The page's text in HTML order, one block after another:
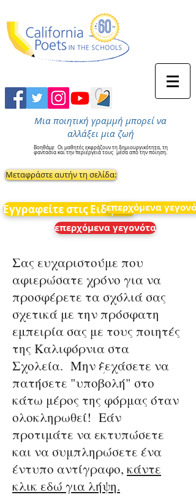
Μια ποιητική γραμμή μπορεί να
αλλάξει μια ζωή
Βοηθάμε Οι μαθητές εκφράζουν τη δημιουργικότητα, τη
φαντασία και την περιέργειά τους μέσα από την ποίηση.
Μεταφράστε αυτήν τη σελίδα:
Εγγραφείτε στις Ειδήσεις
επερχόμενα
επερχόμενα γεγονότα
Σας ευχαριστούμε που
αφιερώσατε χρόνο για να
προσφέρετε τα σχόλιά σας
σχετικά με την πρόσφατη
εμπειρία σας με τους ποιητές
της Καλιφόρνια στα
Σχολεία. Μην ξεχάσετε να
πατήσετε "υποβολή" στο
κάτω μέρος της φόρμας όταν
ολοκληρωθεί! Εάν
προτιμάτε να εκτυπώσετε
και να συμπληρώσετε ένα
έντυπο αντίγραφο, κάντε
κλικ εδώ για λήψη.